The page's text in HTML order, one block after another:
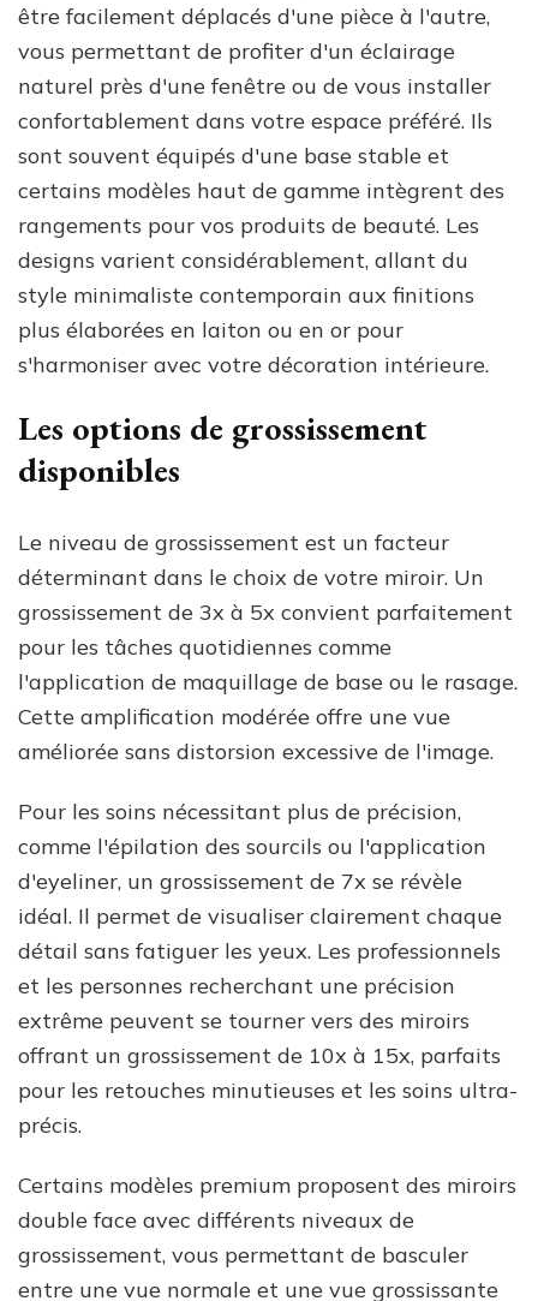
être facilement déplacés d'une pièce à l'autre,
vous permettant de profiter d'un éclairage
naturel près d'une fenêtre ou de vous installer
confortablement dans votre espace préféré. Ils
sont souvent équipés d'une base stable et
certains modèles haut de gamme intègrent des
rangements pour vos produits de beauté. Les
designs varient considérablement, allant du
style minimaliste contemporain aux finitions
plus élaborées en laiton ou en or pour
s'harmoniser avec votre décoration intérieure.
Les options de grossissement
disponibles
Le niveau de grossissement est un facteur
déterminant dans le choix de votre miroir. Un
grossissement de 3x à 5x convient parfaitement
pour les tâches quotidiennes comme
l'application de maquillage de base ou le rasage.
Cette amplification modérée offre une vue
améliorée sans distorsion excessive de l'image.
Pour les soins nécessitant plus de précision,
comme l'épilation des sourcils ou l'application
d'eyeliner, un grossissement de 7x se révèle
idéal. Il permet de visualiser clairement chaque
détail sans fatiguer les yeux. Les professionnels
et les personnes recherchant une précision
extrême peuvent se tourner vers des miroirs
offrant un grossissement de 10x à 15x, parfaits
pour les retouches minutieuses et les soins ultra-
précis.
Certains modèles premium proposent des miroirs
double face avec différents niveaux de
grossissement, vous permettant de basculer
entre une vue normale et une vue grossissante